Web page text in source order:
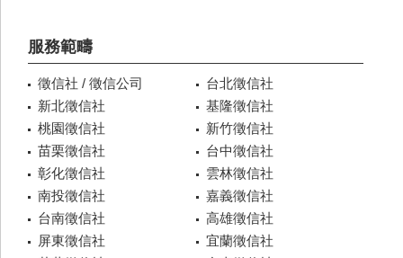
服務範疇
徵信社 / 徵信公司
台北徵信社
新北徵信社
基隆徵信社
桃園徵信社
新竹徵信社
苗栗徵信社
台中徵信社
彰化徵信社
雲林徵信社
南投徵信社
嘉義徵信社
台南徵信社
高雄徵信社
屏東徵信社
宜蘭徵信社